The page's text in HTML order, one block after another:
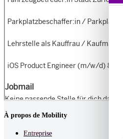
À propos de Mobility
Entreprise